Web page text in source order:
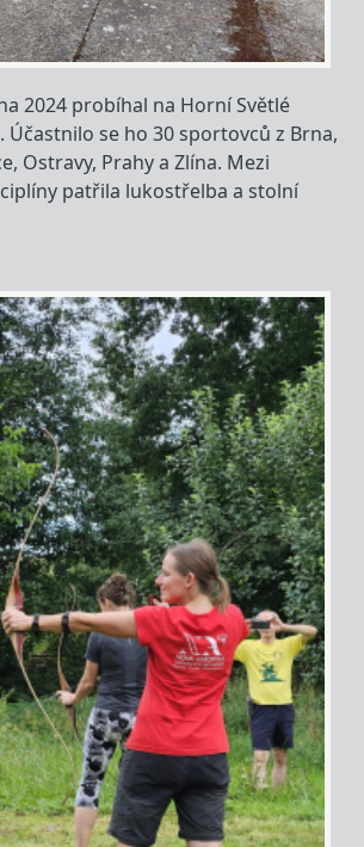
2024 probíhal na Horní Světlé
Účastnilo se ho 30 sportovců z Brna,
Ostravy, Prahy a Zlína. Mezi
patřila lukostřelba a stolní